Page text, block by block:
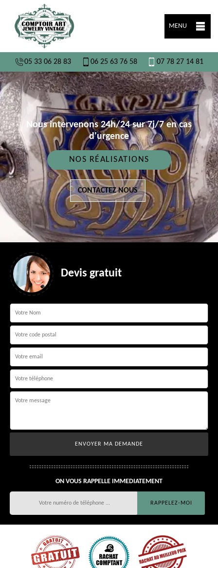
MENU
05 33 06 28 83 06 25 63 76 58 07 78 27 14 81
Nous intervenons 24h/24 sur 7j/7 en cas
d'urgence
NOS RÉALISATIONS
CONTACTEZ NOUS
Devis gratuit
ON VOUS RAPPELLE IMMEDIATEMENT